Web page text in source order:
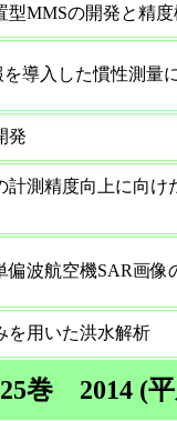
型MMSの開発と精
導入した慣性測量
発
計測精度向上に向け
偏波航空機SAR画像
を用いた洪水解析
巻 2014 (平